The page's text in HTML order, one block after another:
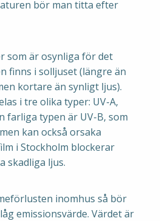
bör man titta efter
som är osynliga för det
finns i solljuset (längre än
kortare än synligt ljus).
i tre olika typer: UV-A,
farliga typen är UV-B, som
kan också orsaka
i Stockholm blockerar
skadliga ljus.
inomhus så bör
emissionsvärde. Värdet är